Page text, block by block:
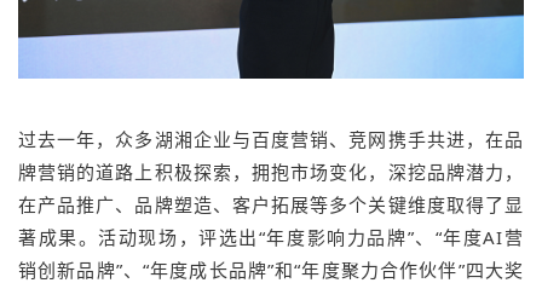
过去一年，众多湖湘企业与百度营销、竞网携手共进，在品
牌营销的道路上积极探索，拥抱市场变化，深挖品牌潜力，
在产品推广、品牌塑造、客户拓展等多个关键维度取得了显
著成果。活动现场，评选出“年度影响力品牌”、“年度AI营
销创新品牌”、“年度成长品牌”和“年度聚力合作伙伴”四大奖